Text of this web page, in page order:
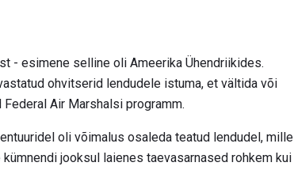
- esimene selline oli Ameerika Ühendriikides.
ohvitserid lendudele istuma, et vältida või
Air Marshalsi programm.
oli võimalus osaleda teatud lendudel, mille
jooksul laienes taevasarnased rohkem kui